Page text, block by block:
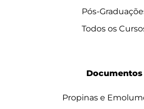
Pós-
Todos os
Documentos
Propinas e